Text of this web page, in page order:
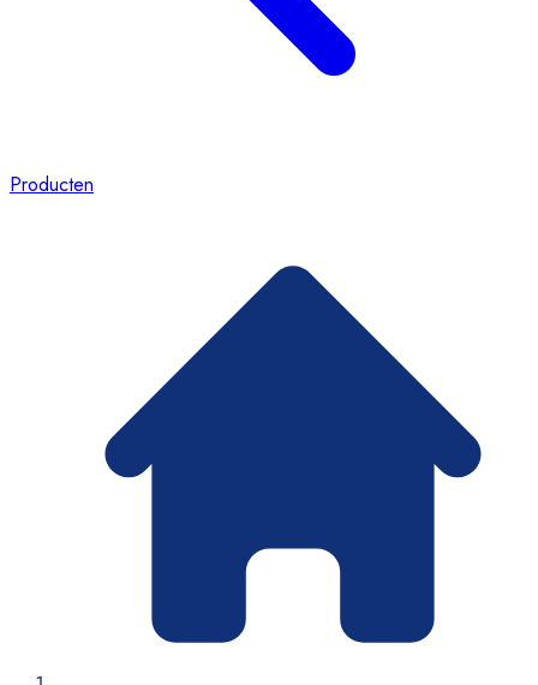
Producten